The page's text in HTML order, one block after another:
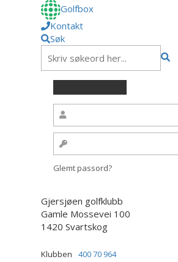
Golfbox
Kontakt
Søk
Glemt passord?
Gjersjøen golfklubb
Gamle Mossevei 100
1420 Svartskog
Klubben 400 70 964